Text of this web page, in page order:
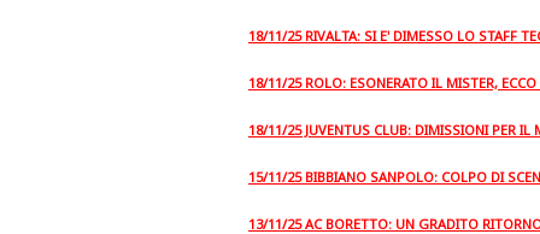
18/11/25 RIVALTA: SI E' DIMESSO LO STAFF
18/11/25 ROLO: ESONERATO IL MISTER,
18/11/25 JUVENTUS CLUB: DIMISSIONI PER IL
15/11/25 BIBBIANO SANPOLO: COLPO DI
13/11/25 AC BORETTO: UN GRADITO